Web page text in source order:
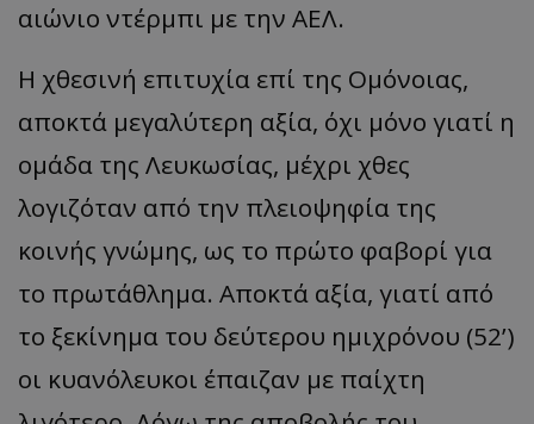
αιώνιο ντέρμπι με την ΑΕΛ.
Η χθεσινή επιτυχία επί της Ομόνοιας,
αποκτά μεγαλύτερη αξία, όχι μόνο γιατί η
ομάδα της Λευκωσίας, μέχρι χθες
λογιζόταν από την πλειοψηφία της
κοινής γνώμης, ως το πρώτο φαβορί για
το πρωτάθλημα. Αποκτά αξία, γιατί από
το ξεκίνημα του δεύτερου ημιχρόνου (52’)
οι κυανόλευκοι έπαιζαν με παίχτη